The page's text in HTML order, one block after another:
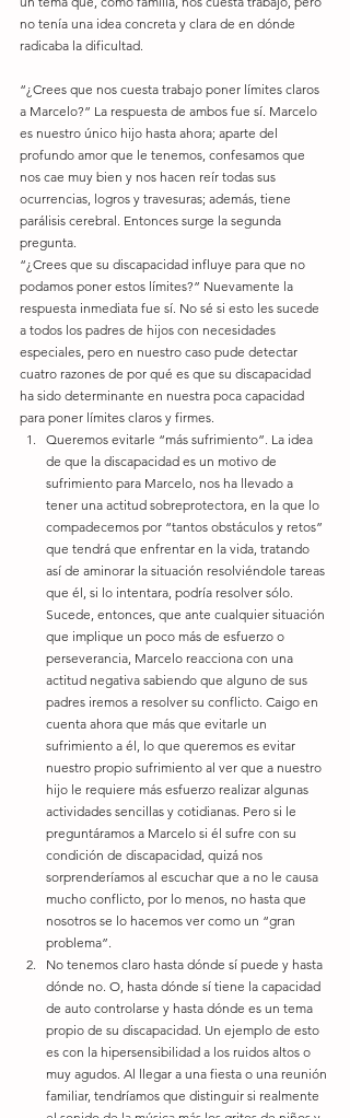
no tenía una idea concreta y clara de en dónde
radicaba la dificultad.
“¿Crees que nos cuesta trabajo poner límites claros
a Marcelo?” La respuesta de ambos fue sí. Marcelo
es nuestro único hijo hasta ahora; aparte del
profundo amor que le tenemos, confesamos que
nos cae muy bien y nos hacen reír todas sus
ocurrencias, logros y travesuras; además, tiene
parálisis cerebral. Entonces surge la segunda
pregunta.
“¿Crees que su discapacidad influye para que no
podamos poner estos límites?” Nuevamente la
respuesta inmediata fue sí. No sé si esto les sucede
a todos los padres de hijos con necesidades
especiales, pero en nuestro caso pude detectar
cuatro razones de por qué es que su discapacidad
ha sido determinante en nuestra poca capacidad
para poner límites claros y firmes.
Queremos evitarle “más sufrimiento”. La idea
de que la discapacidad es un motivo de
sufrimiento para Marcelo, nos ha llevado a
tener una actitud sobreprotectora, en la que lo
compadecemos por “tantos obstáculos y retos”
que tendrá que enfrentar en la vida, tratando
así de aminorar la situación resolviéndole tareas
que él, si lo intentara, podría resolver sólo.
Sucede, entonces, que ante cualquier situación
que implique un poco más de esfuerzo o
perseverancia, Marcelo reacciona con una
actitud negativa sabiendo que alguno de sus
padres iremos a resolver su conflicto. Caigo en
cuenta ahora que más que evitarle un
sufrimiento a él, lo que queremos es evitar
nuestro propio sufrimiento al ver que a nuestro
hijo le requiere más esfuerzo realizar algunas
actividades sencillas y cotidianas. Pero si le
preguntáramos a Marcelo si él sufre con su
condición de discapacidad, quizá nos
sorprenderíamos al escuchar que a no le causa
mucho conflicto, por lo menos, no hasta que
nosotros se lo hacemos ver como un “gran
problema”.
No tenemos claro hasta dónde sí puede y hasta
dónde no. O, hasta dónde sí tiene la capacidad
de auto controlarse y hasta dónde es un tema
propio de su discapacidad. Un ejemplo de esto
es con la hipersensibilidad a los ruidos altos o
muy agudos. Al llegar a una fiesta o una reunión
familiar, tendríamos que distinguir si realmente